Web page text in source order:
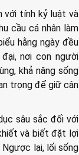
với tính kỷ luật và
cầu cá nhân làm
hằng ngày đều
nơi con người
khả năng sống
trọng để giữ cân
sâu sắc đối với
và biết đặt lợi
lại, lối sống